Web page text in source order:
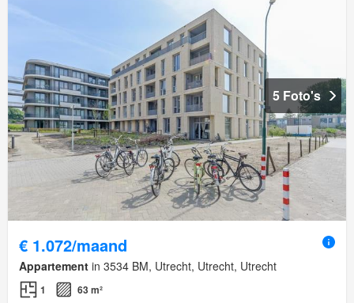
5 Foto's
€ 1.072/maand
Appartement in 3534 BM, Utrecht, Utrecht, Utrecht
1 63 m²